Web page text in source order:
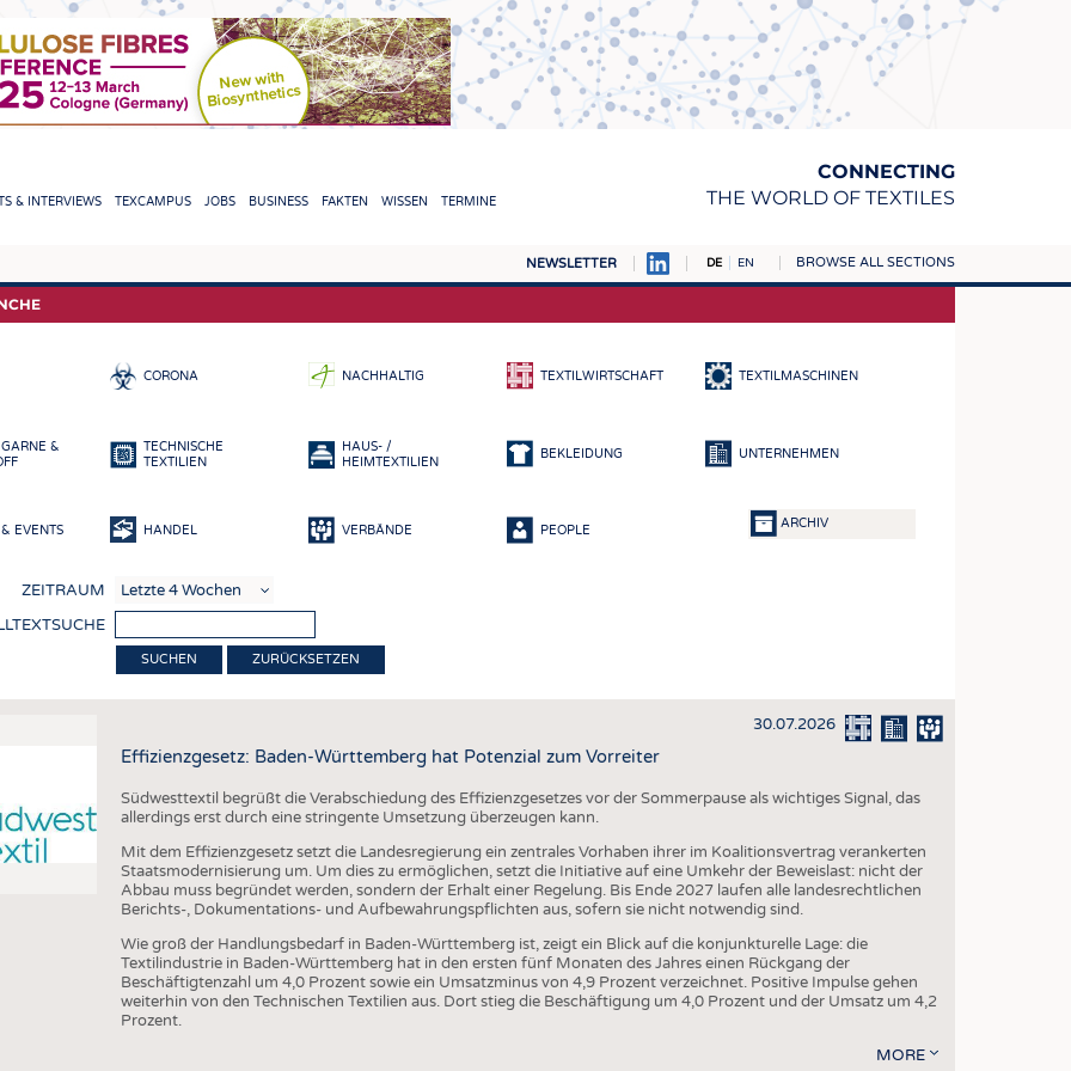
CONNECTING
THE WORLD OF TEXTILES
& INTERVIEWS TEXCAMPUS JOBS BUSINESS FAKTEN WISSEN TERMINE
NEWSLETTER DE EN BROWSE ALL SECTIONS
TEXTILE LEADERSHIP FASERN
GEWEBE
VLIESSTOFFE
NACHHALTIGKEIT
KREISLAUFWIRTSCHAFT
TECHNISCHE TEXTILIEN
SMART TEXTILES
HAUS- UND HEIMTEXTILIEN
BEKLEIDUNG
CORONA NACHHALTIG TEXTILWIRTSCHAFT TEXTILMASCHINEN
&
TECHNISCHE
TEXTILIEN
HAUS- /
HEIMTEXTILIEN
BEKLEIDUNG UNTERNEHMEN
EVENTS HANDEL VERBÄNDE PEOPLE ARCHIV
ZEITRAUM
ZURÜCKSETZEN
30.07.2026
Effizienzgesetz: Baden-Württemberg hat Potenzial zum Vorreiter
Südwesttextil begrüßt die Verabschiedung des Effizienzgesetzes vor der Sommerpause als wichtiges Signal, das
allerdings erst durch eine stringente Umsetzung überzeugen kann.
Mit dem Effizienzgesetz setzt die Landesregierung ein zentrales Vorhaben ihrer im Koalitionsvertrag verankerten
Staatsmodernisierung um. Um dies zu ermöglichen, setzt die Initiative auf eine Umkehr der Beweislast: nicht der
Abbau muss begründet werden, sondern der Erhalt einer Regelung. Bis Ende 2027 laufen alle landesrechtlichen
Berichts-, Dokumentations- und Aufbewahrungspflichten aus, sofern sie nicht notwendig sind.
Wie groß der Handlungsbedarf in Baden-Württemberg ist, zeigt ein Blick auf die konjunkturelle Lage: die
Textilindustrie in Baden-Württemberg hat in den ersten fünf Monaten des Jahres einen Rückgang der
Beschäftigtenzahl um 4,0 Prozent sowie ein Umsatzminus von 4,9 Prozent verzeichnet. Positive Impulse gehen
weiterhin von den Technischen Textilien aus. Dort stieg die Beschäftigung um 4,0 Prozent und der Umsatz um 4,2
Prozent.
MORE